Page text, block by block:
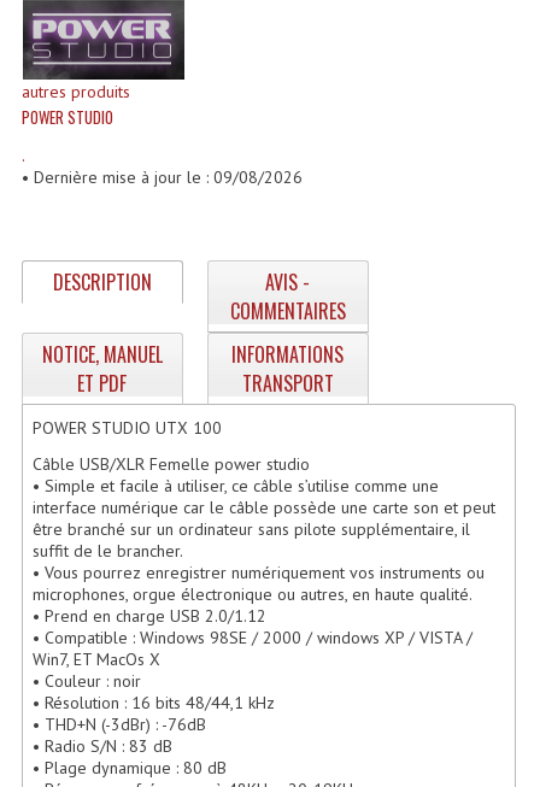
Enceintes Hifi
Enceintes Monitoring
Filtres Actifs, Correcteurs
Haut Parleurs Sono
Filtres Passifs
Haut-Parleurs Amplis Guitare
Moteurs Pavillons Pour Enceinte
Lecteurs Audio & Sources
Platines Disque Vinyles
autres produits
POWER STUDIO
.
• Dernière mise à jour le : 09/08/2026
DESCRIPTION
AVIS -
COMMENTAIRES
NOTICE, MANUEL
ET PDF
INFORMATIONS
TRANSPORT
POWER STUDIO UTX 100
Câble USB/XLR Femelle power studio
• Simple et facile à utiliser, ce câble s’utilise comme une
interface numérique car le câble possède une carte son et peut
être branché sur un ordinateur sans pilote supplémentaire, il
suffit de le brancher.
• Vous pourrez enregistrer numériquement vos instruments ou
microphones, orgue électronique ou autres, en haute qualité.
• Prend en charge USB 2.0/1.12
• Compatible : Windows 98SE / 2000 / windows XP / VISTA /
Win7, ET MacOs X
• Couleur : noir
• Résolution : 16 bits 48/44,1 kHz
• THD+N (-3dBr) : -76dB
• Radio S/N : 83 dB
• Plage dynamique : 80 dB